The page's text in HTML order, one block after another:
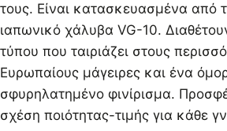
τους. Είναι κατασκευασμένα από
ιαπωνικό χάλυβα VG-10.
τύπου που ταιριάζει στους
Ευρωπαίους μάγειρες και ένα
σφυρηλατημένο φινίρισμα.
σχέση ποιότητας-τιμής για κάθε